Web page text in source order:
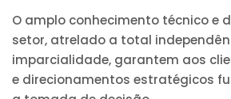
O amplo conhecimento técnico e
setor, atrelado a total
imparcialidade, garantem aos
e direcionamentos estratégicos